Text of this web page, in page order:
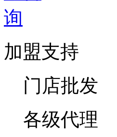
加盟支持
门店批发
各级代理